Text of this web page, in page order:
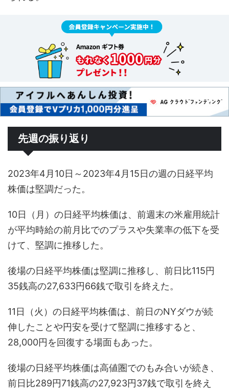
先週の振り返り
2023年4月10日～2023年4月15日の週の日経平均
株価は堅調だった。
10日（月）の日経平均株価は、前週末の米雇用統計
が平均時給の前月比でのプラスや失業率の低下を受
けて、堅調に推移した。
後場の日経平均株価は堅調に推移し、前日比115円
35銭高の27,633円66銭で取引を終えた。
11日（火）の日経平均株価は、前日のNYダウが続
伸したことや円安を受けて堅調に推移すると、
28,000円を回復する場面もあった。
後場の日経平均株価は高値圏でのもみ合いが続き、
前日比289円71銭高の27,923円37銭で取引を終え